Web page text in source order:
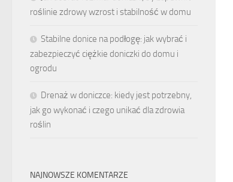
roślinie zdrowy wzrost i stabilność w domu
Stabilne donice na podłogę: jak wybrać i
zabezpieczyć ciężkie doniczki do domu i
ogrodu
Drenaż w doniczce: kiedy jest potrzebny,
jak go wykonać i czego unikać dla zdrowia
roślin
NAJNOWSZE KOMENTARZE